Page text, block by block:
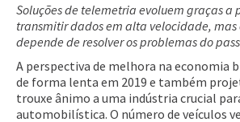
Soluções de telemetria evoluem graças a
transmitir dados em alta velocidade,
depende de resolver os problemas do
A perspectiva de melhora na economia
de forma lenta em 2019 e também
trouxe ânimo a uma indústria crucial
automobilística. O número de veículos